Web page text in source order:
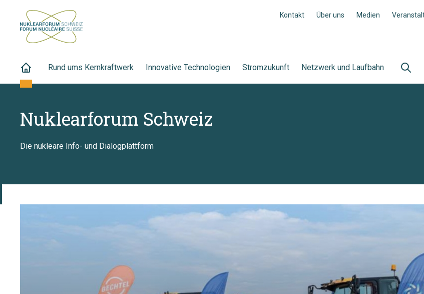
Kontakt Über uns Medien
Rund ums Kernkraftwerk Innovative Technologien Stromzukunft Netzwerk und Laufbahn
Nuklearforum Schweiz
Die nukleare Info- und Dialogplattform